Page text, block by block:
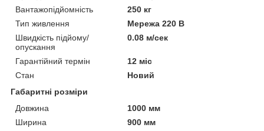
Вантажопідйомність
250 кг
Тип живлення
Мережа 220 В
Швидкість підйому/
опускання
0.08 м/сек
Гарантійний термін
12 міс
Стан
Новий
Габаритні розміри
Довжина
1000 мм
Ширина
900 мм